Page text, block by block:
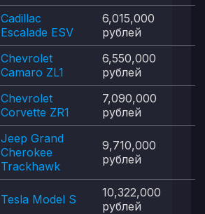
Cadillac
Escalade ESV
6,015,000
рублей
Chevrolet
Camaro ZL1
6,550,000
рублей
Chevrolet
Corvette ZR1
7,090,000
рублей
Jeep Grand
Cherokee
Trackhawk
9,710,000
рублей
Tesla Model S
10,322,000
рублей